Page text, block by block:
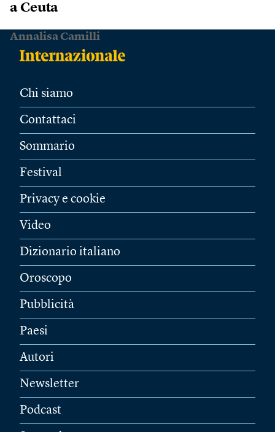
a Ceuta
Annalisa Camilli
Chi siamo
Contattaci
Sommario
Festival
Privacy e cookie
Video
Dizionario italiano
Oroscopo
Pubblicità
Paesi
Autori
Newsletter
Podcast